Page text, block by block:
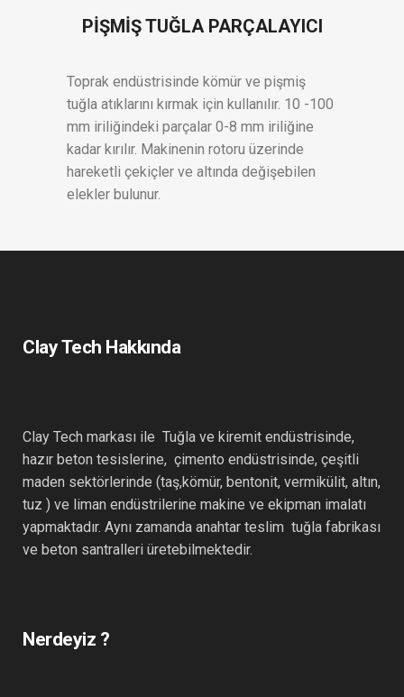
PİŞMİŞ TUĞLA PARÇALAYICI
Toprak endüstrisinde kömür ve pişmiş
tuğla atıklarını kırmak için kullanılır. 10 -100
mm iriliğindeki parçalar 0-8 mm iriliğine
kadar kırılır. Makinenin rotoru üzerinde
hareketli çekiçler ve altında değişebilen
elekler bulunur.
Clay Tech Hakkında
Clay Tech markası ile Tuğla ve kiremit endüstrisinde,
hazır beton tesislerine, çimento endüstrisinde, çeşitli
maden sektörlerinde (taş,kömür, bentonit, vermikülit, altın,
tuz ) ve liman endüstrilerine makine ve ekipman imalatı
yapmaktadır. Aynı zamanda anahtar teslim tuğla fabrikası
ve beton santralleri üretebilmektedir.
Nerdeyiz ?